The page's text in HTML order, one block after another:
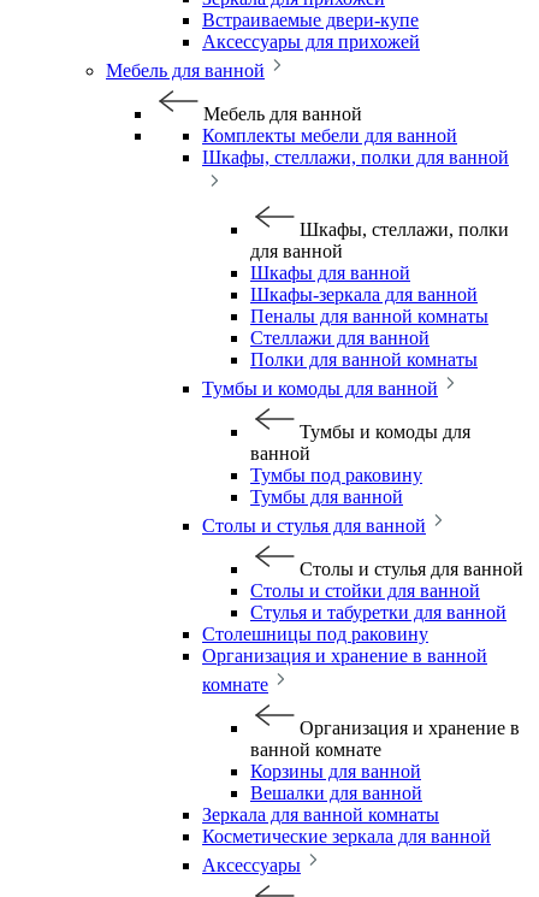
Встраиваемые двери-купе
Аксессуары для прихожей
Мебель для ванной
Мебель для ванной
Комплекты мебели для ванной
Шкафы, стеллажи, полки для ванной
Шкафы, стеллажи, полки
для ванной
Шкафы для ванной
Шкафы-зеркала для ванной
Пеналы для ванной комнаты
Стеллажи для ванной
Полки для ванной комнаты
Тумбы и комоды для ванной
Тумбы и комоды для
ванной
Тумбы под раковину
Тумбы для ванной
Столы и стулья для ванной
Столы и стулья для ванной
Столы и стойки для ванной
Стулья и табуретки для ванной
Столешницы под раковину
Организация и хранение в ванной
комнате
Организация и хранение в
ванной комнате
Корзины для ванной
Вешалки для ванной
Зеркала для ванной комнаты
Косметические зеркала для ванной
Аксессуары